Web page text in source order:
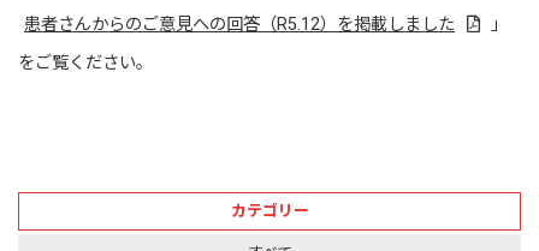
患者さんからのご意見への回答（R5.12）を掲載しました
」
をご覧ください。
カテゴリー